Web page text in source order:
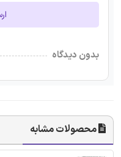
بدون دیدگاه
محصولات مشابه